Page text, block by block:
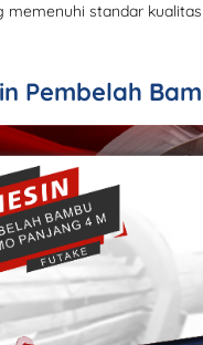
memenuhi standar
Pembelah